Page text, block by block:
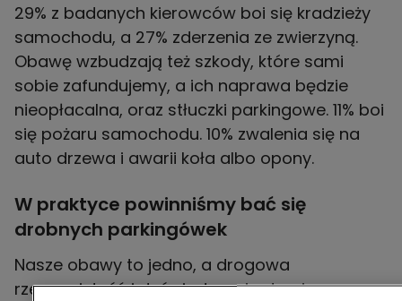
29% z badanych kierowców boi się kradzieży
samochodu, a 27% zderzenia ze zwierzyną.
Obawę wzbudzają też szkody, które sami
sobie zafundujemy, a ich naprawa będzie
nieopłacalna, oraz stłuczki parkingowe. 11% boi
się pożaru samochodu. 10% zwalenia się na
auto drzewa i awarii koła albo opony.
W praktyce powinniśmy bać się
drobnych parkingówek
Nasze obawy to jedno, a drogowa
rzeczywistość i doświadczenia drugie.